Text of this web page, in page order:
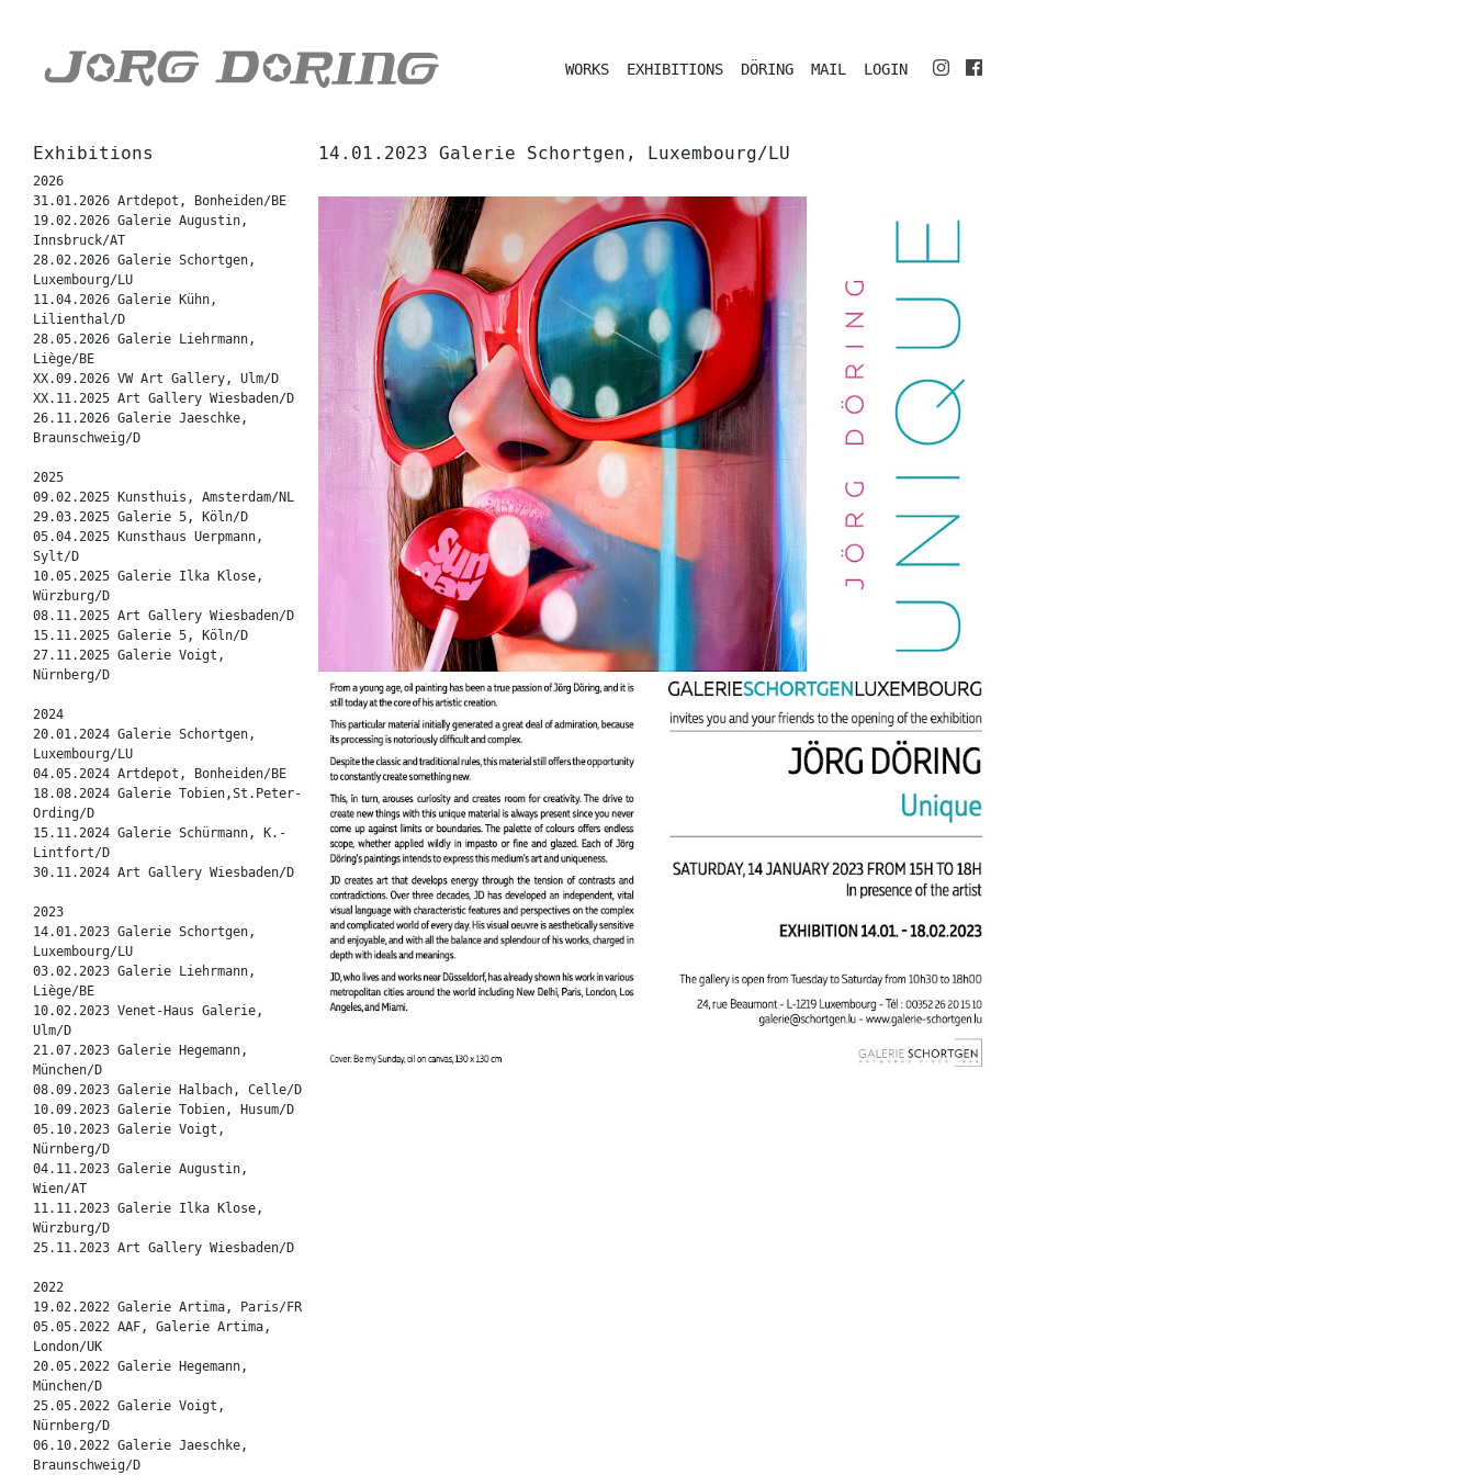
WORKS EXHIBITIONS DÖRING MAIL LOGIN
Exhibitions
2026
31.01.2026 Artdepot, Bonheiden/BE
19.02.2026 Galerie Augustin,
Innsbruck/AT
28.02.2026 Galerie Schortgen,
Luxembourg/LU
11.04.2026 Galerie Kühn,
Lilienthal/D
28.05.2026 Galerie Liehrmann,
Liège/BE
XX.09.2026 VW Art Gallery, Ulm/D
XX.11.2025 Art Gallery Wiesbaden/D
26.11.2026 Galerie Jaeschke,
Braunschweig/D
2025
09.02.2025 Kunsthuis, Amsterdam/NL
29.03.2025 Galerie 5, Köln/D
05.04.2025 Kunsthaus Uerpmann,
Sylt/D
10.05.2025 Galerie Ilka Klose,
Würzburg/D
08.11.2025 Art Gallery Wiesbaden/D
15.11.2025 Galerie 5, Köln/D
27.11.2025 Galerie Voigt,
Nürnberg/D
2024
20.01.2024 Galerie Schortgen,
Luxembourg/LU
04.05.2024 Artdepot, Bonheiden/BE
18.08.2024 Galerie Tobien,St.Peter-
Ording/D
15.11.2024 Galerie Schürmann, K.-
Lintfort/D
30.11.2024 Art Gallery Wiesbaden/D
2023
14.01.2023 Galerie Schortgen,
Luxembourg/LU
03.02.2023 Galerie Liehrmann,
Liège/BE
10.02.2023 Venet-Haus Galerie,
Ulm/D
21.07.2023 Galerie Hegemann,
München/D
08.09.2023 Galerie Halbach, Celle/D
10.09.2023 Galerie Tobien, Husum/D
05.10.2023 Galerie Voigt,
Nürnberg/D
04.11.2023 Galerie Augustin,
Wien/AT
11.11.2023 Galerie Ilka Klose,
Würzburg/D
25.11.2023 Art Gallery Wiesbaden/D
2022
19.02.2022 Galerie Artima, Paris/FR
05.05.2022 AAF, Galerie Artima,
London/UK
20.05.2022 Galerie Hegemann,
München/D
25.05.2022 Galerie Voigt,
Nürnberg/D
06.10.2022 Galerie Jaeschke,
Braunschweig/D
14.01.2023 Galerie Schortgen, Luxembourg/LU